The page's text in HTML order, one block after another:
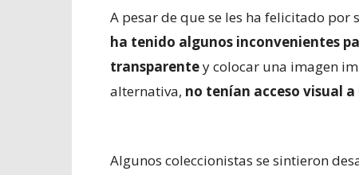
A pesar de que se les ha felicitado
ha tenido algunos inconvenientes
transparentey colocar una imagen
alternativa, no tenían acceso visual
Algunos coleccionistas se sintieron